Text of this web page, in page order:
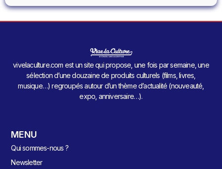
vivelaculture.com est un site qui propose, une fois par semaine, une
sélection d’une douzaine de produits culturels (films, livres,
musique…) regroupés autour d’un thème d’actualité (nouveauté,
expo, anniversaire…).
MENU
Qui sommes-nous ?
Newsletter